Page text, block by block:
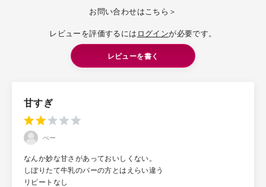
お問い合わせはこちら＞
レビューを評価するには ログインが必要です。
レビューを書く
甘すぎ
ぺー
なんか妙な甘さがあっておいしくない。
しぼりたて牛乳のバーの方とはえらい違う
リピートなし